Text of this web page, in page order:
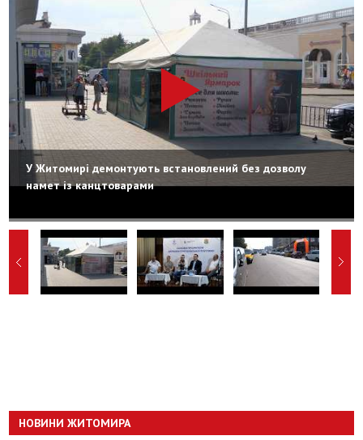
У Житомирі демонтують встановлений без дозволу
намет із канцтоварами
НОВИНИ ЖИТОМИРА